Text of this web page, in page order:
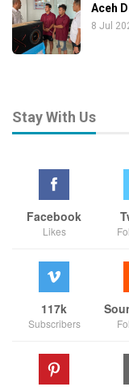
Aceh
8 Jul
Stay With Us
Facebook
Likes
117k
Subscribers